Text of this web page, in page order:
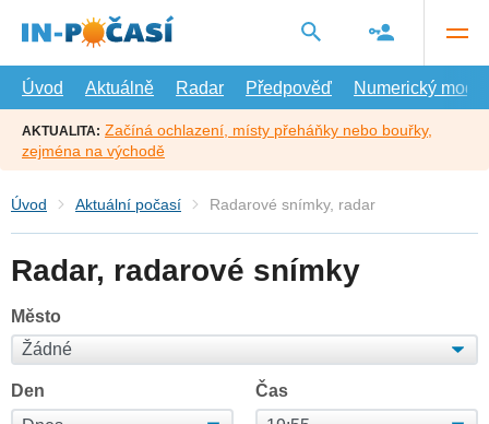
hlavní
Úvod
Aktuálně Radar Předpověď Numerický model
AKTUALITA: Začíná ochlazení, místy přeháňky nebo bouřky,
zejména na východě
Úvod Aktuální počasí Radarové snímky, radar
Radar, radarové snímky
Město
Den Čas